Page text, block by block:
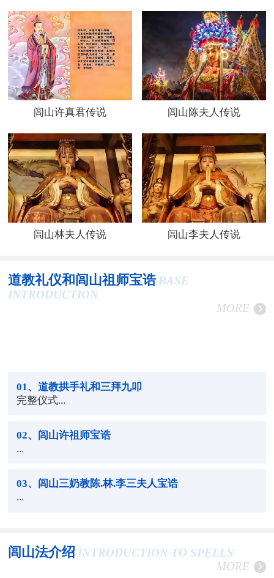
闾山许真君传说 闾山陈夫人传说
闾山林夫人传说 闾山李夫人传说
道教礼仪和闾山祖师宝诰 BASE
INTRODUCTION
MORE
01 、道教拱手礼和三拜九叩
完整仪式...
02、闾山许祖师宝诰
...
03、闾山三奶教陈.林.李三夫人宝诰
...
闾山法介绍 INTRODUCTION TO SPELLS
MORE